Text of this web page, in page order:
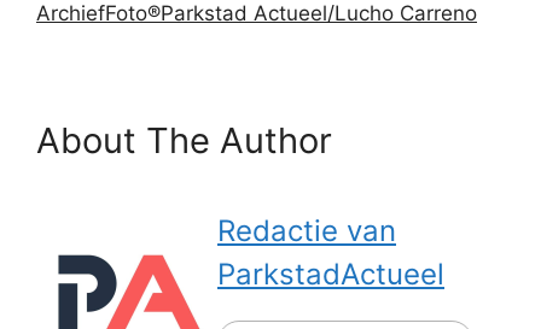
ArchiefFoto®Parkstad Actueel/Lucho Carreno
About The Author
Redactie van
ParkstadActueel